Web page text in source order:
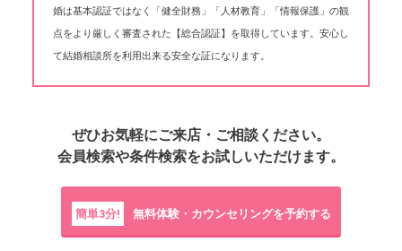
婚は基本認証ではなく「健全財務」「人材教育」「情報保護」の観
点をより厳しく審査された【総合認証】を取得しています。安心し
て結婚相談所を利用出来る安全な証になります。
ぜひお気軽にご来店・ご相談ください。
会員検索や条件検索をお試しいただけます。
簡単3分! 無料体験・カウンセリングを予約する